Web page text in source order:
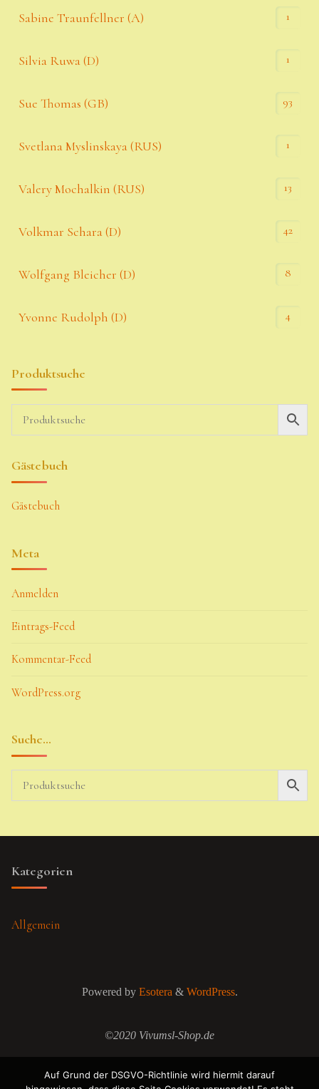
Sabine Traunfellner (A) 1
Silvia Ruwa (D) 1
Sue Thomas (GB) 93
Svetlana Myslinskaya (RUS) 1
Valery Mochalkin (RUS) 13
Volkmar Schara (D) 42
Wolfgang Bleicher (D) 8
Yvonne Rudolph (D) 4
Produktsuche
Gästebuch
Gästebuch
Meta
Anmelden
Eintrags-Feed
Kommentar-Feed
WordPress.org
Suche…
Kategorien
Allgemein
Powered byEsotera& WordPress.
©2020 Vivumsl-Shop.de
Auf Grund der DSGVO-Richtlinie wird hiermit darauf